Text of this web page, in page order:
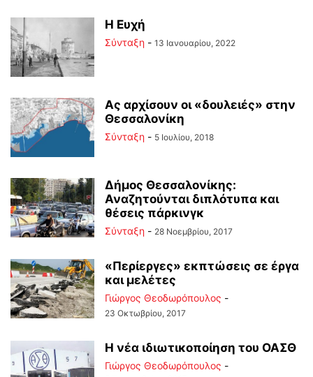
Η Ευχή
Σύνταξη - 13 Ιανουαρίου, 2022
Ας αρχίσουν οι «δουλειές» στην
Θεσσαλονίκη
Σύνταξη - 5 Ιουλίου, 2018
Δήμος Θεσσαλονίκης:
Αναζητούνται διπλότυπα και
θέσεις πάρκινγκ
Σύνταξη - 28 Νοεμβρίου, 2017
«Περίεργες» εκπτώσεις σε έργα
και μελέτες
Γιώργος Θεοδωρόπουλος -
23 Οκτωβρίου, 2017
Η νέα ιδιωτικοποίηση του ΟΑΣΘ
Γιώργος Θεοδωρόπουλος -